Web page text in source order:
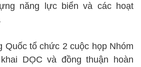
năng lực biển và các hoạt
Quốc tổ chức 2 cuộc họp Nhóm
DỌC và đồng thuận hoàn